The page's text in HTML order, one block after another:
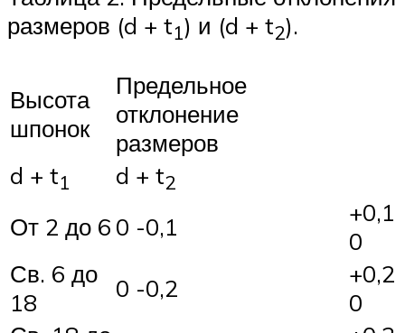
размеров (d + t1) и (d + t2).
Высота
шпонок
Предельное
отклонение
размеров
d + t1 d + t2
От 2 до 6 0 -0,1
+0,1
0
Св. 6 до
18
0 -0,2
+0,2
0